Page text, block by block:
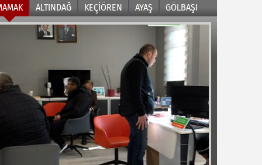
ALTINDAĞ KEÇİÖREN AYAŞ GÖLBAŞI